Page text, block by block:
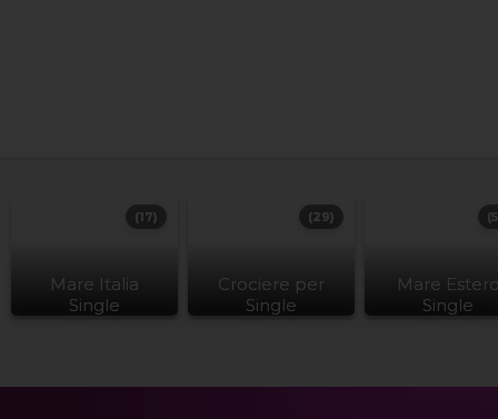
Mare Italia
Single
(17)
Crociere per
Single
(29)
Mare
Single